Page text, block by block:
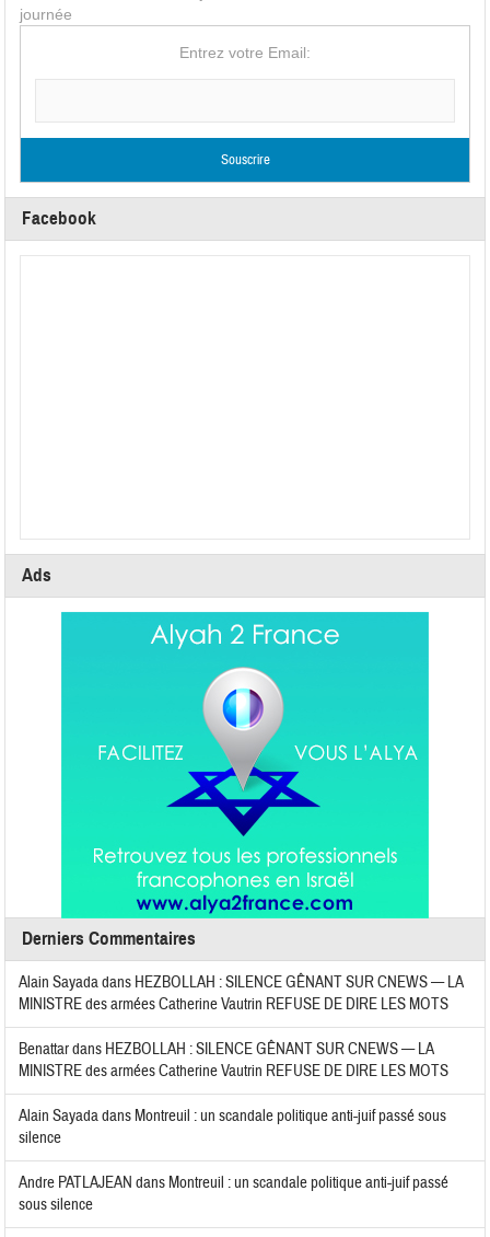
journée
Entrez votre Email:
Facebook
Ads
Derniers Commentaires
Alain Sayadadans HEZBOLLAH : SILENCE GÊNANT SUR CNEWS — LA
MINISTRE des armées Catherine Vautrin REFUSE DE DIRE LES MOTS
Benattardans HEZBOLLAH : SILENCE GÊNANT SUR CNEWS — LA
MINISTRE des armées Catherine Vautrin REFUSE DE DIRE LES MOTS
Alain Sayadadans Montreuil : un scandale politique anti-juif passé sous
silence
Andre PATLAJEAN dans Montreuil : un scandale politique anti-juif passé
sous silence